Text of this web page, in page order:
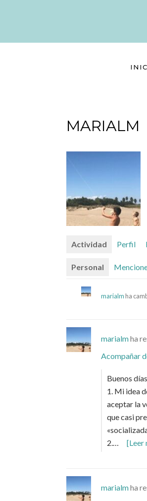
MARIALM
Actividad Perfil
Personal
marialmha
marialmha
Acompañar
Buenos
1. Mi idea
aceptar la
que casi
2.…
[Leer
marialmha